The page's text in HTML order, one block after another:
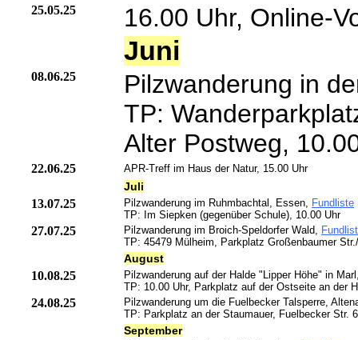
25.05.25 16.00 Uhr, Online-
Juni
08.06.25
Pilzwanderung in
TP:
Alter Postweg,
22.06.25 APR-Treff im Haus der Natur, 15.00 Uhr
Juli
13.07.25 Pilzwanderung im Ruhmbachtal, Essen, Fundliste
TP: Im Siepken (gegenüber Schule), 10.00 Uhr
27.07.25 Pilzwanderung im Broich-Speldorfer Wald,
TP: 45479 Mülheim, Parkplatz Großenbaumer
August
10.08.25
Pilzwanderung auf der Halde "Lipper Höhe" in
TP: 10.00 Uhr, Parkplatz auf der Ostseite an der
24.08.25
Pilzwanderung um die Fuelbecker Talsperre,
TP: Parkplatz an der Staumauer, Fuelbecker Str.
September